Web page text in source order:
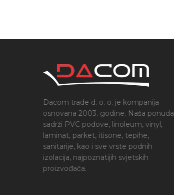
Dacom trade d. o. o. je kompanija
osnovana 2003. godine. Naša ponuda
sadrži PVC podove, linoleum, vinyl,
laminat, parket, itisone, tepihe,
sanitarije, kao i sve vrste podnih
izolacija, najpoznatijih svjetskih
proizvođača.